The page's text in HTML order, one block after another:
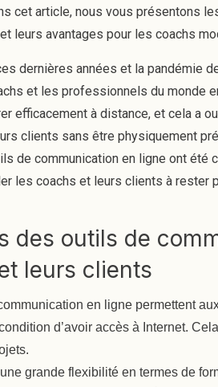
cet article, nous vous présentons
leurs avantages pour les coachs
dernières années et la pandémie
et les professionnels du monde
efficacement à distance, et cela a
clients sans être physiquement
de communication en ligne ont été
les coachs et leurs clients à rester
des outils de
leurs clients
en ligne permettent
d’avoir accès à Internet.
grande flexibilité en termes de